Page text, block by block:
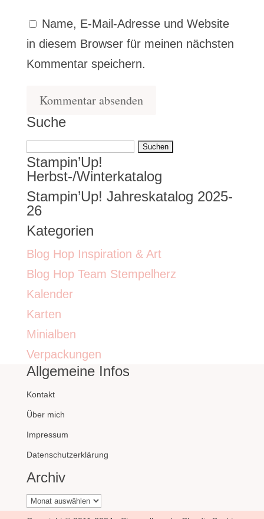
Name, E-Mail-Adresse und Website
in diesem Browser für meinen nächsten
Kommentar speichern.
Suche
Suchen
nach:
Stampin’Up!
Herbst-/Winterkatalog
Stampin’Up! Jahreskatalog 2025-
26
Kategorien
Blog Hop Inspiration & Art
Blog Hop Team Stempelherz
Kalender
Karten
Minialben
Verpackungen
Allgemeine Infos
Kontakt
Über mich
Impressum
Datenschutzerklärung
Archiv
Archiv